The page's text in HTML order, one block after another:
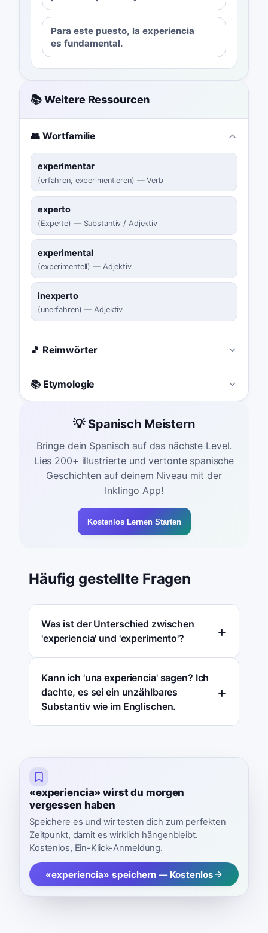
Para este puesto, la experiencia
es fundamental.
📚 Weitere Ressourcen
👥 Wortfamilie
experimentar
(erfahren, experimentieren) —Verb
experto
(Experte) — Substantiv / Adjektiv
experimental
(experimentell) — Adjektiv
inexperto
(unerfahren) —Adjektiv
🎵 Reimwörter
📚 Etymologie
💡 Spanisch Meistern
Bringe dein Spanisch auf das nächste Level.
Lies 200+ illustrierte und vertonte spanische
Geschichten auf deinem Niveau mit der
Inklingo App!
Kostenlos Lernen Starten
Häufig gestellte Fragen
Was ist der Unterschied zwischen
'experiencia' und 'experimento'?
Kann ich 'una experiencia' sagen? Ich
dachte, es sei ein unzählbares
Substantiv wie im Englischen.
«experiencia» wirst du morgen
vergessen haben
Speichere es und wir testen dich zum perfekten
Zeitpunkt, damit es wirklich hängenbleibt.
Kostenlos, Ein-Klick-Anmeldung.
«experiencia» speichern — Kostenlos